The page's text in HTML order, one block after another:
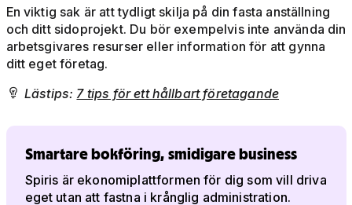
En viktig sak är att tydligt skilja på din fasta anställning
och ditt sidoprojekt. Du bör exempelvis inte använda din
arbetsgivares resurser eller information för att gynna
ditt eget företag.
 Lästips: 7 tips för ett hållbart företagande
Smartare bokföring, smidigare business
Spiris är ekonomiplattformen för dig som vill driva
eget utan att fastna i krånglig administration.